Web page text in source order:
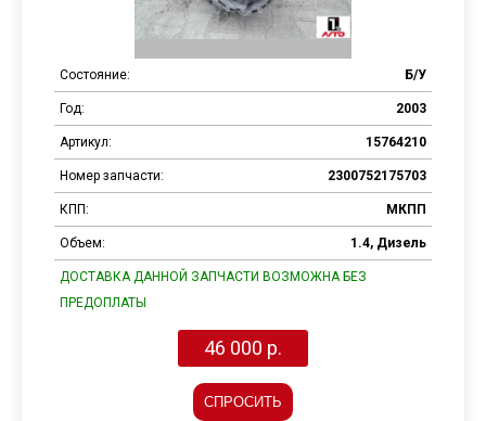
Состояние: Б/У
Год: 2003
Артикул: 15764210
Номер запчасти: 2300752175703
КПП: МКПП
Объем: 1.4, Дизель
ДОСТАВКА ДАННОЙ ЗАПЧАСТИ ВОЗМОЖНА БЕЗ
ПРЕДОПЛАТЫ
46 000 р.
СПРОСИТЬ